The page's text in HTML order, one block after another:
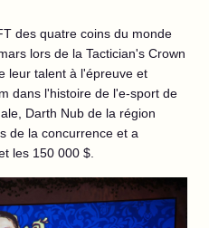
des quatre coins du monde
lors de la Tactician's Crown
leur talent à l'épreuve et
dans l'histoire de l'e-sport de
Darth Nub de la région
de la concurrence et a
les 150 000 $.